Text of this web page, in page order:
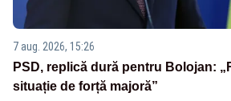
7 aug. 2026, 15:26
PSD, replică dură pentru Bolojan:
situație de forță majoră”